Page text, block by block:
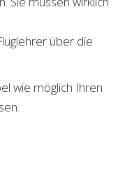
über die
wie möglich Ihren